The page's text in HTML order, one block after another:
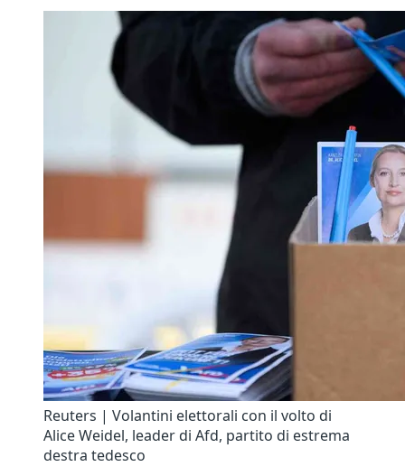
Reuters | Volantini elettorali con il volto di
Alice Weidel, leader di Afd, partito di estrema
destra tedesco